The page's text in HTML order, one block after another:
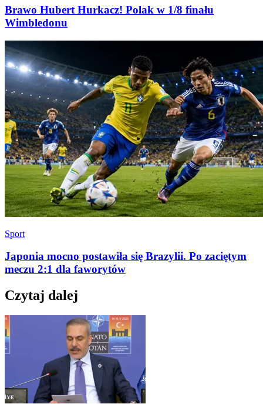
Brawo Hubert Hurkacz! Polak w 1/8 finału
Wimbledonu
Sport
Japonia mocno postawiła się Brazylii. Po zaciętym
meczu 2:1 dla faworytów
Czytaj dalej